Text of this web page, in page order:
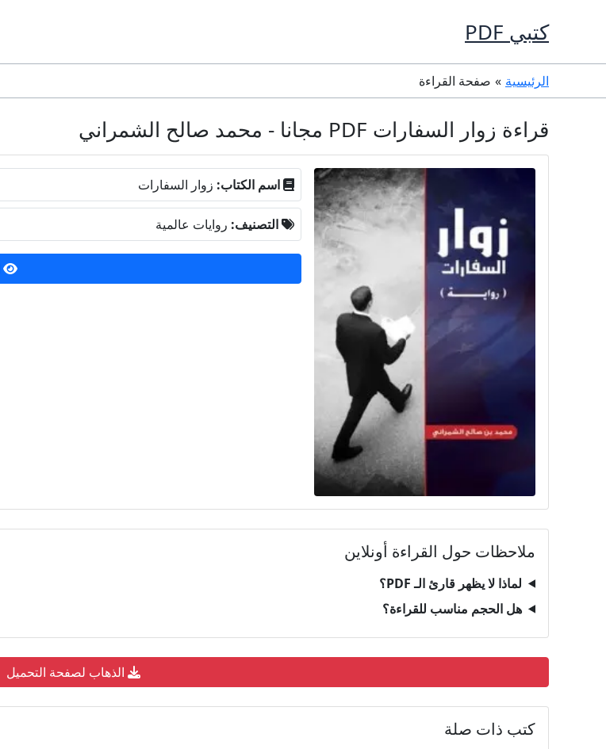
كتبي PDF
الرئيسية صفحة القراءة
قراءة زوار السفارات PDF مجانا - محمد صالح الشمراني
اسم الكتاب: زوار السفارات
التصنيف: روايات عالمية
ملاحظات حول القراءة أونلاين
لماذا لا يظهر قارئ الـ PDF؟
هل الحجم مناسب للقراءة؟
الذهاب لصفحة التحميل
كتب ذات صلة